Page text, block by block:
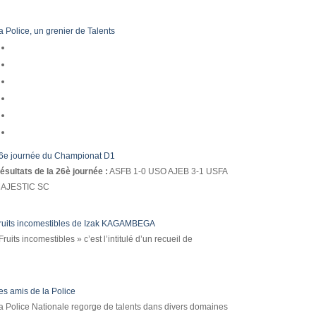
Police, un grenier de Talents
journée du Championat D1
de la 26è journée : ASFB 1-0 USO AJEB 3-1 USFA
SC
incomestibles de Izak KAGAMBEGA
incomestibles » c’est l’intitulé d’un recueil de
amis de la Police
Police Nationale regorge de talents dans divers domaines